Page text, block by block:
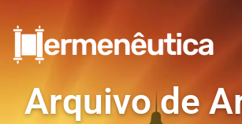
Arquivo de